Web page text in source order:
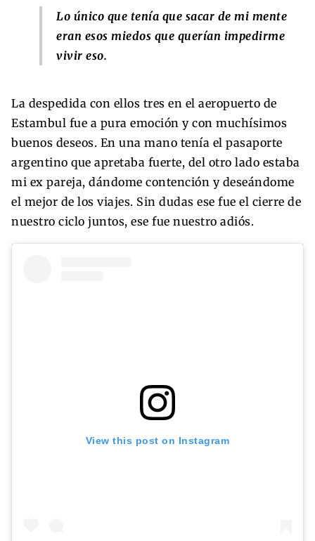
Lo único que tenía que sacar de mi mente
eran esos miedos que querían impedirme
vivir eso.
La despedida con ellos tres en el aeropuerto de
Estambul fue a pura emoción y con muchísimos
buenos deseos. En una mano tenía el pasaporte
argentino que apretaba fuerte, del otro lado estaba
mi ex pareja, dándome contención y deseándome
el mejor de los viajes. Sin dudas ese fue el cierre de
nuestro ciclo juntos, ese fue nuestro adiós.
View this post on Instagram